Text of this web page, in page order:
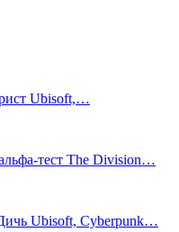
Ubisoft,…
тест The Division…
Ubisoft, Cyberpunk…